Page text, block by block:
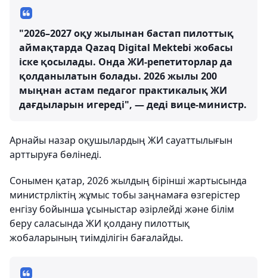
"2026–2027 оқу жылынан бастап пилоттық
аймақтарда Qazaq Digital Mektebi жобасы
іске қосылады. Онда ЖИ-репетиторлар да
қолданылатын болады. 2026 жылы 200
мыңнан астам педагог практикалық ЖИ
дағдыларын игереді", — деді вице-министр.
Арнайы назар оқушылардың ЖИ сауаттылығын
арттыруға бөлінеді.
Сонымен қатар, 2026 жылдың бірінші жартысында
министрліктің жұмыс тобы заңнамаға өзгерістер
енгізу бойынша ұсыныстар әзірлейді және білім
беру саласында ЖИ қолдану пилоттық
жобаларының тиімділігін бағалайды.